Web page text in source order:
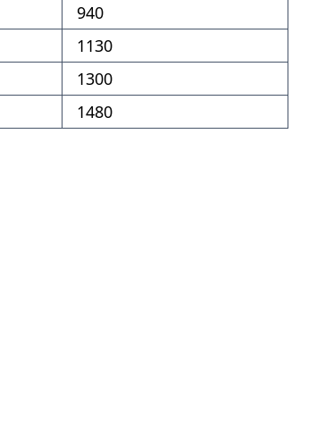
940
1130
1300
1480